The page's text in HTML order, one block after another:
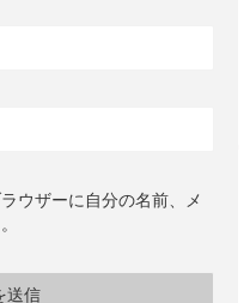
ウザーに自分の名前、メ